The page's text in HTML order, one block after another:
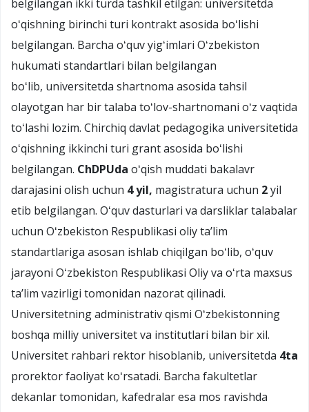
belgilangan ikki turda tashkil etilgan: universitetda
oʻqishning birinchi turi kontrakt asosida boʻlishi
belgilangan. Barcha oʻquv yigʻimlari Oʻzbekiston
hukumati standartlari bilan belgilangan
boʻlib, universitetda shartnoma asosida tahsil
olayotgan har bir talaba toʻlov-shartnomani oʻz vaqtida
toʻlashi lozim. Chirchiq davlat pedagogika universitetida
oʻqishning ikkinchi turi grant asosida boʻlishi
belgilangan. ChDPUda oʻqish muddati bakalavr
darajasini olish uchun 4 yil, magistratura uchun 2yil
etib belgilangan. Oʻquv dasturlari va darsliklar talabalar
uchun Oʻzbekiston Respublikasi oliy taʼlim
standartlariga asosan ishlab chiqilgan boʻlib, oʻquv
jarayoni Oʻzbekiston Respublikasi Oliy va oʻrta maxsus
taʼlim vazirligi tomonidan nazorat qilinadi.
Universitetning administrativ qismi Oʻzbekistonning
boshqa milliy universitet va institutlari bilan bir xil.
Universitet rahbari rektor hisoblanib, universitetda 4ta
prorektor faoliyat koʻrsatadi. Barcha fakultetlar
dekanlar tomonidan, kafedralar esa mos ravishda